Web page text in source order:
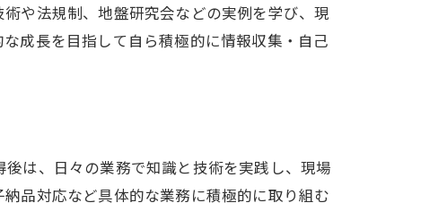
や法規制、地盤研究会などの実例を学び、現
成長を目指して自ら積極的に情報収集・自己
は、日々の業務で知識と技術を実践し、現場
品対応など具体的な業務に積極的に取り組む